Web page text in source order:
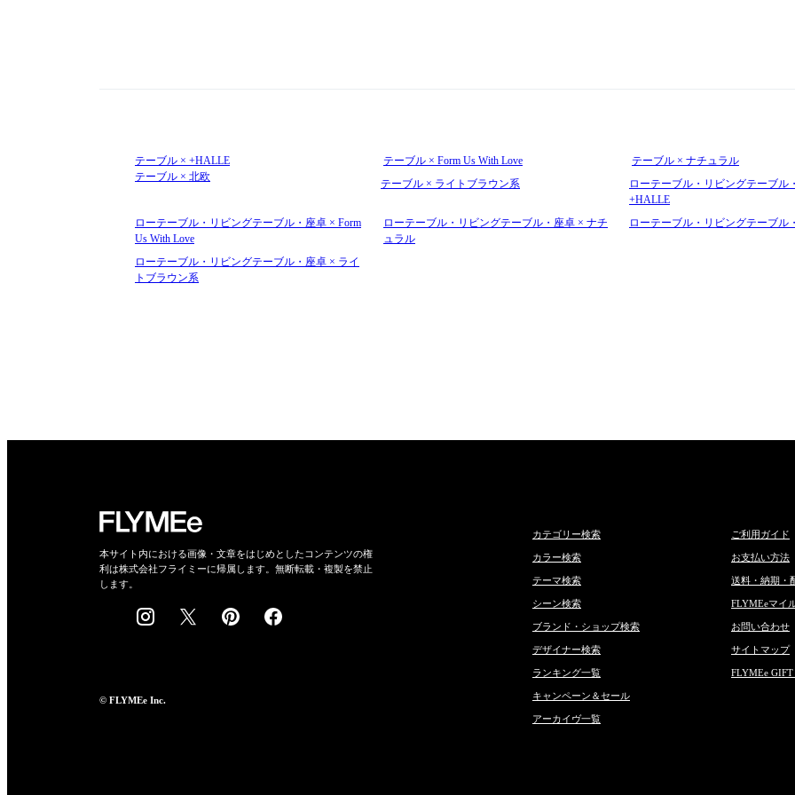
テーブル × +HALLE テーブル × Form Us With Love
テーブル × ナチュラル
テーブル × 北欧
テーブル × ライトブラウン系
ローテーブル・リビングテーブル
+HALLE
ローテーブル・リビングテーブル・座卓 × Form
Us With Love
ローテーブル・リビングテーブル・座卓 × ナチ
ュラル
ローテーブル・リビングテーブル
ローテーブル・リビングテーブル・座卓 × ライ
トブラウン系
本サイト内における画像・文章をはじめとしたコンテンツの権
利は株式会社フライミーに帰属します。無断転載・複製を禁止
します。
© FLYMEe Inc.
カテゴリー検索
カラー検索
テーマ検索
シーン検索
ブランド・ショップ検索
デザイナー検索
ランキング一覧
キャンペーン＆セール
アーカイヴ一覧
ご利用ガイド
お支払い方法
送料・納期・
FLYMEeマイ
お問い合わせ
サイトマップ
FLYMEe